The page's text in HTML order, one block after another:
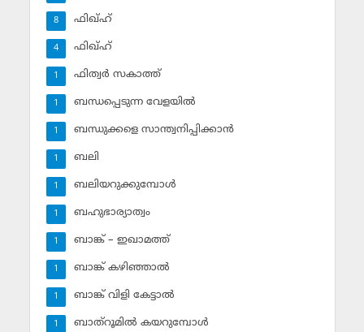
ഫിഖ്ഹ്
8
ഫിഖ്ഹ്‌
4
ഫിത്വര്‍ സകാത്ത്‌
1
ബന്ധപ്പെടുന്ന വേളയില്‍
1
ബന്ധുക്കളെ സാന്ത്വനിപ്പിക്കാന്‍
1
ബലി
1
ബലിയറുക്കുമ്പോള്‍
1
ബഹുഭാര്യാത്വം
1
ബാങ്ക് – ഇഖാമത്ത്
1
ബാങ്ക് കഴിഞ്ഞാല്‍
1
ബാങ്ക് വിളി കേട്ടാല്‍
1
ബാത്‌റൂമില്‍ കയറുമ്പോള്‍
1